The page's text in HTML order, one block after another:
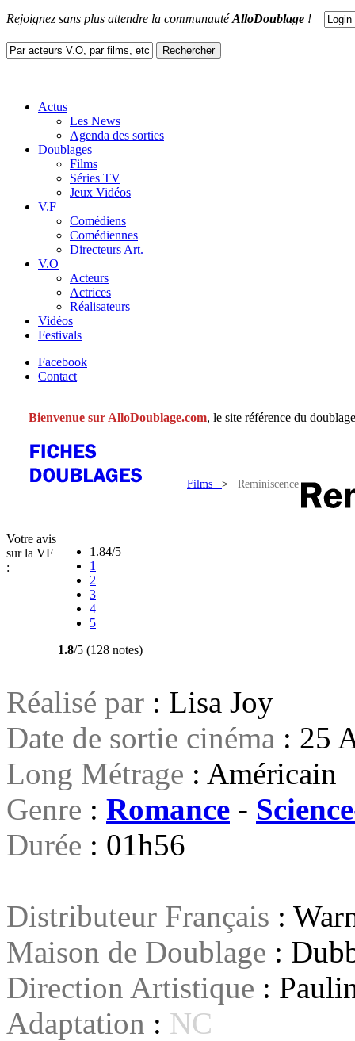
Rejoignez sans plus attendre la communautéAlloDoublage !
Actus
Les News
Agenda des sorties
Doublages
Films
Séries TV
Jeux Vidéos
V.F
Comédiens
Comédiennes
Directeurs Art.
V.O
Acteurs
Actrices
Réalisateurs
Vidéos
Festivals
Facebook
Contact
Bienvenue sur AlloDoublage.com, le site référence du
Films > Reminiscence
Votre avis
sur la VF
:
1.84/5
1
2
3
4
5
1.8/5 (128 notes)
Réalisé par : Lisa Joy
Date de sortie cinéma : 25
Long Métrage : Américain
Genre : Romance -
Durée : 01h56
Distributeur Français :
Maison de Doublage :
Direction Artistique :
Adaptation : NC